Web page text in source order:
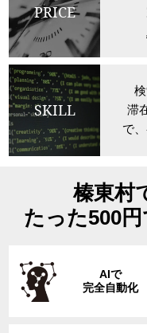
PRICE
SKILL
滞
で
榛東村
たった500
AIで
完全自動化